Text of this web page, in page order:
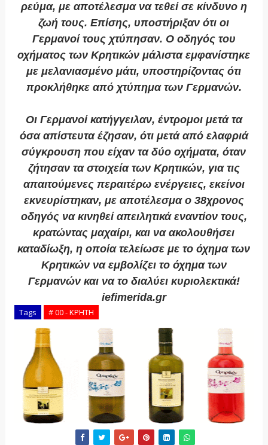
ρεύμα, με αποτέλεσμα να τεθεί σε κίνδυνο η
ζωή τους. Επίσης, υποστήριξαν ότι οι
Γερμανοί τους χτύπησαν. Ο οδηγός του
οχήματος των Κρητικών μάλιστα εμφανίστηκε
με μελανιασμένο μάτι, υποστηρίζοντας ότι
προκλήθηκε από χτύπημα των Γερμανών.
Οι Γερμανοί κατήγγειλαν, έντρομοι μετά τα
όσα απίστευτα έζησαν, ότι μετά από ελαφριά
σύγκρουση που είχαν τα δύο οχήματα, όταν
ζήτησαν τα στοιχεία των Κρητικών, για τις
απαιτούμενες περαιτέρω ενέργειες, εκείνοι
εκνευρίστηκαν, με αποτέλεσμα ο 38χρονος
οδηγός να κινηθεί απειλητικά εναντίον τους,
κρατώντας μαχαίρι, και να ακολουθήσει
καταδίωξη, η οποία τελείωσε με το όχημα των
Κρητικών να εμβολίζει το όχημα των
Γερμανών και να το διαλύει κυριολεκτικά!
iefimerida.gr
Tags # 00 - ΚΡΗΤΗ